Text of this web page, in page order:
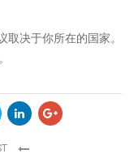
决于你所在的国家。